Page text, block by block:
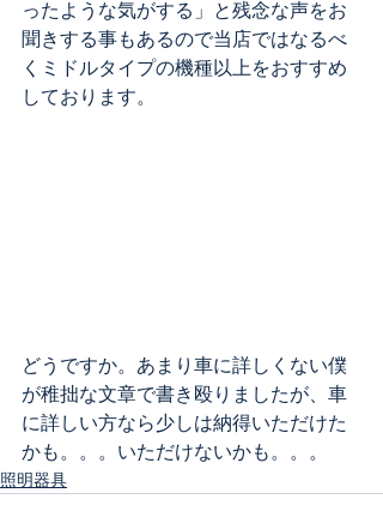
ったような気がする」と残念な声をお
聞きする事もあるので当店ではなるべ
くミドルタイプの機種以上をおすすめ
しております。
どうですか。あまり車に詳しくない僕
が稚拙な文章で書き殴りましたが、車
に詳しい方なら少しは納得いただけた
かも。。。いただけないかも。。。
照明器具